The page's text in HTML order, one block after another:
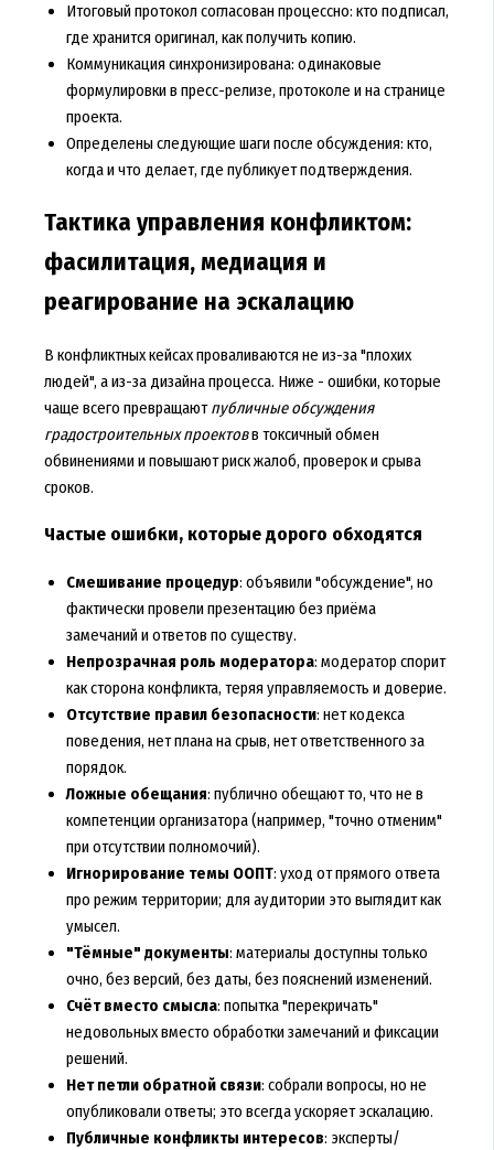
Итоговый протокол согласован процессно: кто подписал,
где хранится оригинал, как получить копию.
Коммуникация синхронизирована: одинаковые
формулировки в пресс-релизе, протоколе и на странице
проекта.
Определены следующие шаги после обсуждения: кто,
когда и что делает, где публикует подтверждения.
Тактика управления конфликтом:
фасилитация, медиация и
реагирование на эскалацию
В конфликтных кейсах проваливаются не из-за "плохих
людей", а из-за дизайна процесса. Ниже - ошибки, которые
чаще всего превращаютпубличные обсуждения
градостроительных проектовв токсичный обмен
обвинениями и повышают риск жалоб, проверок и срыва
сроков.
Частые ошибки, которые дорого обходятся
Смешивание процедур: объявили "обсуждение", но
фактически провели презентацию без приёма
замечаний и ответов по существу.
Непрозрачная роль модератора: модератор спорит
как сторона конфликта, теряя управляемость и доверие.
Отсутствие правил безопасности: нет кодекса
поведения, нет плана на срыв, нет ответственного за
порядок.
Ложные обещания: публично обещают то, что не в
компетенции организатора (например, "точно отменим"
при отсутствии полномочий).
Игнорирование темы ООПТ: уход от прямого ответа
про режим территории; для аудитории это выглядит как
умысел.
"Тёмные" документы: материалы доступны только
очно, без версий, без даты, без пояснений изменений.
Счёт вместо смысла: попытка "перекричать"
недовольных вместо обработки замечаний и фиксации
решений.
Нет петли обратной связи: собрали вопросы, но не
опубликовали ответы; это всегда ускоряет эскалацию.
Публичные конфликты интересов: эксперты/